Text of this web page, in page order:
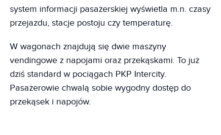
system informacji pasażerskiej wyświetla m.n. czasy
przejazdu, stacje postoju czy temperaturę.
W wagonach znajdują się dwie maszyny
vendingowe z napojami oraz przekąskami. To już
dziś standard w pociągach PKP Intercity.
Pasażerowie chwalą sobie wygodny dostęp do
przekąsek i napojów.